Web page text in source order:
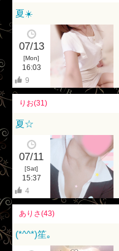
夏☀️
07/13
[Mon]
16:03
9
りお(31)
夏☆
07/11
[Sat]
15:37
4
ありさ(43)
(*^^*)笙｡